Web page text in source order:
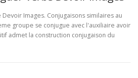
Images. Conjugaisons similaires au
groupe se conjugue avec l'auxiliaire avoir
admet la construction conjugaison du